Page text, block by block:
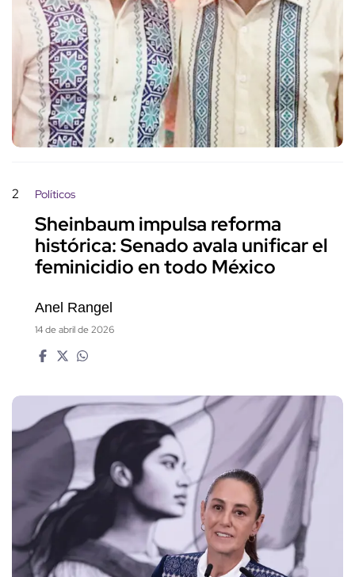
2 Políticos
Sheinbaum impulsa reforma
histórica: Senado avala unificar el
feminicidio en todo México
Anel Rangel
14 de abril de 2026